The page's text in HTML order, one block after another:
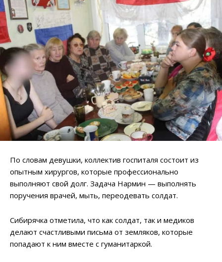
По словам девушки, коллектив госпиталя состоит из
опытным хирургов, которые профессионально
выполняют свой долг. Задача Нармин — выполнять
поручения врачей, мыть, переодевать солдат.
Сибирячка отметила, что как солдат, так и медиков
делают счастливыми письма от земляков, которые
попадают к ним вместе с гуманитаркой.